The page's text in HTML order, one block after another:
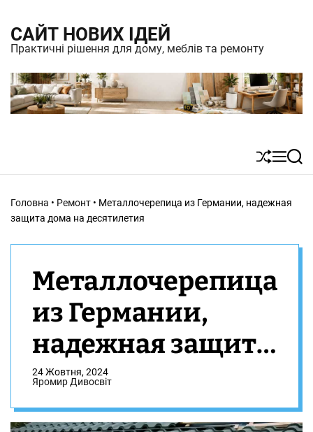
САЙТ НОВИХ ІДЕЙ
Практичні рішення для дому, меблів та ремонту
S
u
M
n
S
a
Головна • Ремонт • Металлочерепица из Германии, надежная
защита дома на десятилетия
Металлочерепица
из Германии,
надежная защита
дома на
десятилетия
24 Жовтня, 2024
Яромир Дивосвіт